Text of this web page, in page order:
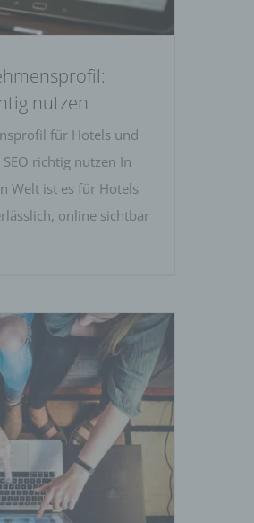
nutzen
für Hotels und
richtig nutzen In
Welt ist es für Hotels
online sichtbar
das Google
für touristische